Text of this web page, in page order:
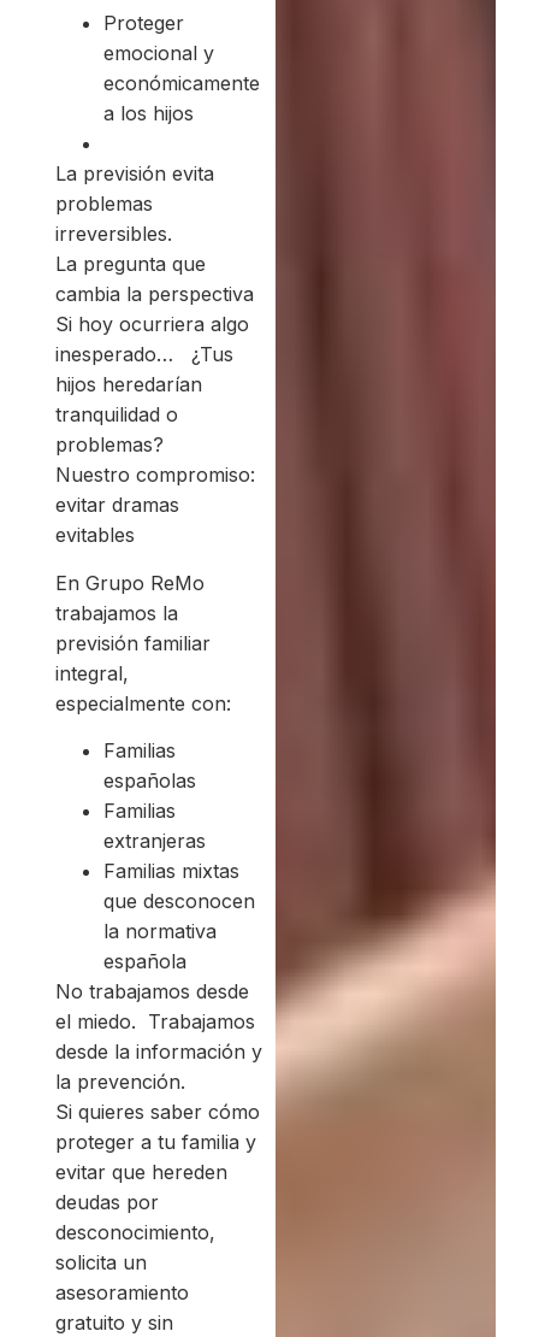
Proteger
emocional y
económicamente
a los hijos
La previsión evita
problemas
irreversibles.
La pregunta que
cambia la perspectiva
Si hoy ocurriera algo
inesperado… ¿Tus
hijos heredarían
tranquilidad o
problemas?
Nuestro compromiso:
evitar dramas
evitables
En Grupo ReMo
trabajamos la
previsión familiar
integral,
especialmente con:
Familias
españolas
Familias
extranjeras
Familias mixtas
que desconocen
la normativa
española
No trabajamos desde
el miedo. Trabajamos
desde la información y
la prevención.
Si quieres saber cómo
proteger a tu familia y
evitar que hereden
deudas por
desconocimiento,
solicita un
asesoramiento
gratuito y sin